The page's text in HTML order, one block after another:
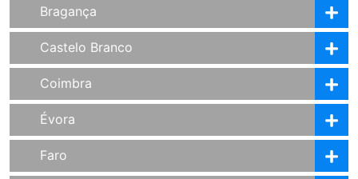
Bragança
Castelo Branco
Coimbra
Évora
Faro